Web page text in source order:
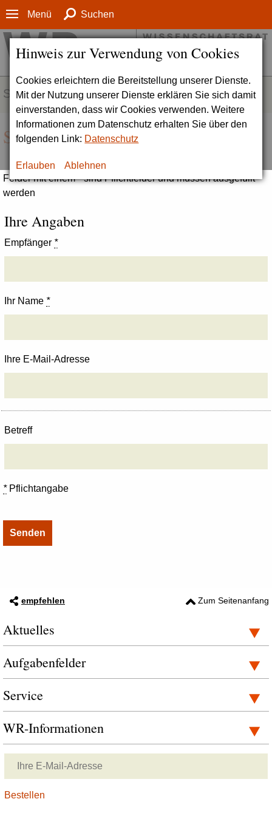
Hinweis zur Verwendung von Cookies
Cookies erleichtern die Bereitstellung unserer Dienste.
Mit der Nutzung unserer Dienste erklären Sie sich damit
einverstanden, dass wir Cookies verwenden. Weitere
Informationen zum Datenschutz erhalten Sie über den
folgenden Link: Datenschutz
Erlauben Ablehnen
Menü Suchen
SERVICE
Seite empfehlen
Felder mit einem * sind Pflichtfelder und müssen ausgefüllt
werden
Ihre Angaben
Empfänger *
Ihr Name *
Ihre E-Mail-Adresse
Betreff
*Pflichtangabe
empfehlen Zum Seitenanfang
Aktuelles
Aufgabenfelder
Service
WR-Informationen